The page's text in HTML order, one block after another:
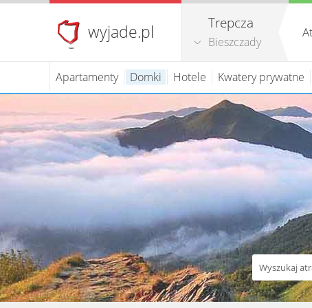
wyjade.pl Trepcza
Bieszczady
Apartamenty Domki Hotele Kwatery prywatne